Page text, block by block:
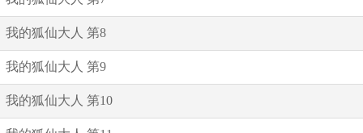
我的狐仙大人 第8
我的狐仙大人 第9
我的狐仙大人 第10